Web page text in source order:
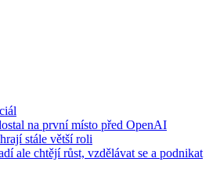
na první místo před OpenAI
stále větší roli
ale chtějí růst, vzdělávat se a podnikat